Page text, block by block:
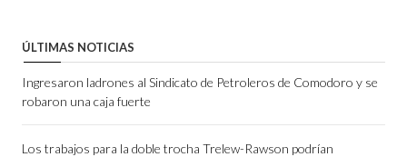
ÚLTIMAS NOTICIAS
Ingresaron ladrones al Sindicato de Petroleros de Comodoro y se
robaron una caja fuerte
Los trabajos para la doble trocha Trelew-Rawson podrían